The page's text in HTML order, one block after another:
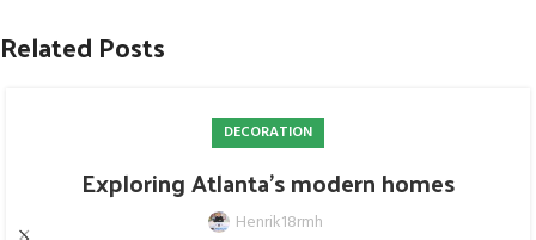
Related Posts
DECORATION
Exploring Atlanta’s modern homes
Henrik18rmh